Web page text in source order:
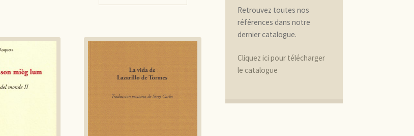
Retrouvez toutes nos
références dans notre
dernier catalogue.
Cliquez ici pour télécharger
le catalogue